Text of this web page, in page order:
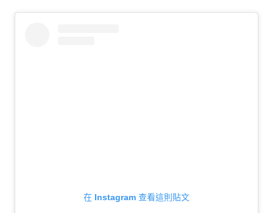
在 Instagram 查看這則貼文